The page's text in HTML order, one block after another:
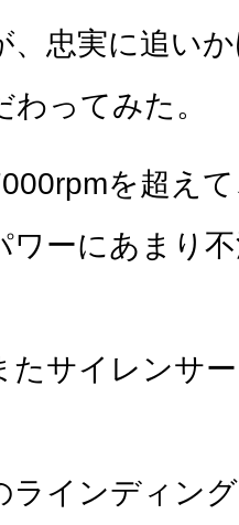
、忠実に追い
ってみた。
を超え
ワーにあまり
たサイレンサ
ラインディン